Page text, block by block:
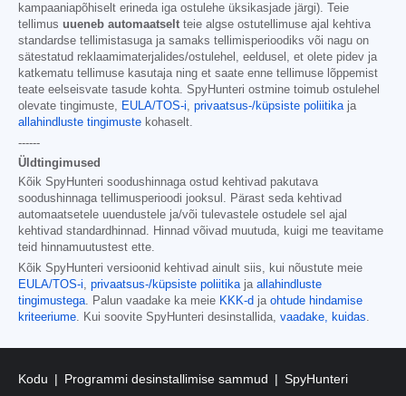
kampaaniapõhiselt erineda iga ostulehe üksikasjade järgi). Teie
tellimus uueneb automaatselt teie algse ostutellimuse ajal kehtiva
standardse tellimistasuga ja samaks tellimisperioodiks või nagu on
sätestatud reklaamimaterjalides/ostulehel, eeldusel, et olete pidev ja
katkematu tellimuse kasutaja ning et saate enne tellimuse lõppemist
teate eelseisvate tasude kohta. SpyHunteri ostmine toimub ostulehel
olevate tingimuste,
EULA/TOS-i privaatsus-/küpsiste poliitika ja
allahindluste tingimuste kohaselt.
------
Üldtingimused
Kõik SpyHunteri soodushinnaga ostud kehtivad pakutava
soodushinnaga tellimusperioodi jooksul. Pärast seda kehtivad
automaatsetele uuendustele ja/või tulevastele ostudele sel ajal
kehtivad standardhinnad. Hinnad võivad muutuda, kuigi me teavitame
teid hinnamuutustest ette.
Kõik SpyHunteri versioonid kehtivad ainult siis, kui nõustute meie
EULA/TOS-i
privaatsus-/küpsiste poliitika ja allahindluste
tingimustega . Palun vaadake ka meie KKK-d ja ohtude hindamise
kriteeriume . Kui soovite SpyHunteri desinstallida, vaadake, kuidas
Kodu Programmi desinstallimise sammud SpyHunteri